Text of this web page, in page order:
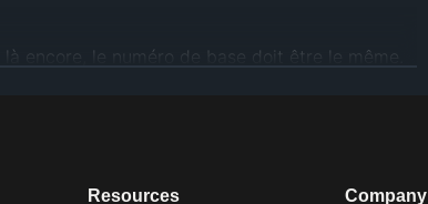
encore, le numéro de base doit être le même.
Resources Company